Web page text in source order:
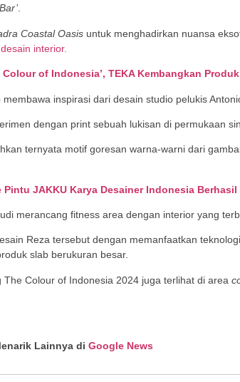
.
Coastal Oasis untuk menghadirkan nuansa
desain interior.
Colour of Indonesia’, TEKA Kembangkan
inspirasi dari desain studio pelukis
dengan print sebuah lukisan di permukaan
ternyata motif goresan warna-warni dari
Pintu JAKKU Karya Desainer Indonesia
merancang fitness area dengan interior yang
Reza tersebut dengan memanfaatkan teknologi
slab berukuran besar.
The Colour of Indonesia 2024 juga terlihat di area
Lainnya di Google News